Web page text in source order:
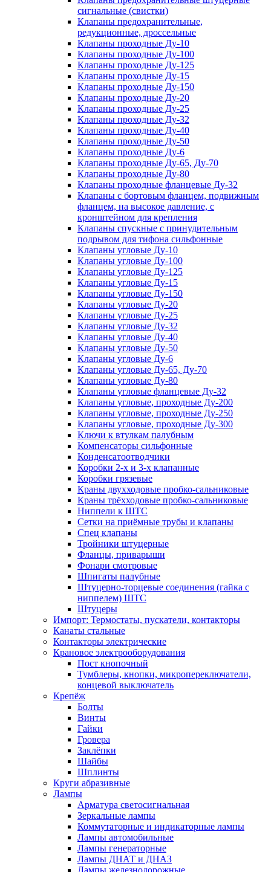
сигнальные (свистки)
Клапаны предохранительные,
редукционные, дроссельные
Клапаны проходные Ду-10
Клапаны проходные Ду-100
Клапаны проходные Ду-125
Клапаны проходные Ду-15
Клапаны проходные Ду-150
Клапаны проходные Ду-20
Клапаны проходные Ду-25
Клапаны проходные Ду-32
Клапаны проходные Ду-40
Клапаны проходные Ду-50
Клапаны проходные Ду-6
Клапаны проходные Ду-65, Ду-70
Клапаны проходные Ду-80
Клапаны проходные фланцевые Ду-32
Клапаны с бортовым фланцем, подвижным
фланцем, на высокое давление, с
кронштейном для крепления
Клапаны спускные с принудительным
подрывом для тифона сильфонные
Клапаны угловые Ду-10
Клапаны угловые Ду-100
Клапаны угловые Ду-125
Клапаны угловые Ду-15
Клапаны угловые Ду-150
Клапаны угловые Ду-20
Клапаны угловые Ду-25
Клапаны угловые Ду-32
Клапаны угловые Ду-40
Клапаны угловые Ду-50
Клапаны угловые Ду-6
Клапаны угловые Ду-65, Ду-70
Клапаны угловые Ду-80
Клапаны угловые фланцевые Ду-32
Клапаны угловые, проходные Ду-200
Клапаны угловые, проходные Ду-250
Клапаны угловые, проходные Ду-300
Ключи к втулкам палубным
Компенсаторы сильфонные
Конденсатоотводчики
Коробки 2-х и 3-х клапанные
Коробки грязевые
Краны двухходовые пробко-сальниковые
Краны трёхходовые пробко-сальниковые
Ниппели к ШТС
Сетки на приёмные трубы и клапаны
Спец клапаны
Тройники штуцерные
Фланцы, приварыши
Фонари смотровые
Шпигаты палубные
Штуцерно-торцевые соединения (гайка с
ниппелем) ШТС
Штуцеры
Импорт: Термостаты, пускатели, контакторы
Канаты стальные
Контакторы электрические
Крановое электрооборудования
Пост кнопочный
Тумблеры, кнопки, микропереключатели,
концевой выключатель
Крепёж
Болты
Винты
Гайки
Гровера
Заклёпки
Шайбы
Шплинты
Круги абразивные
Лампы
Арматура светосигнальная
Зеркальные лампы
Коммутаторные и индикаторные лампы
Лампы автомобильные
Лампы генераторные
Лампы ДНАТ и ДНАЗ
Лампы железнодорожные